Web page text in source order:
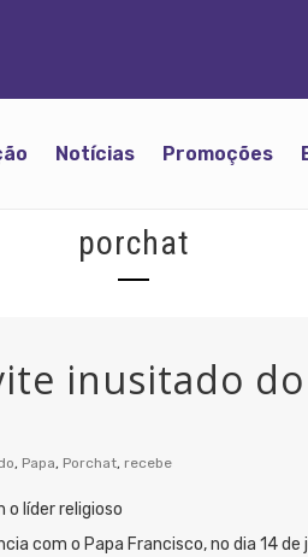
Notícias Promoções
porchat
inusitado do
, Papa, Porchat, recebe
líder religioso
com o Papa Francisco, no dia 14